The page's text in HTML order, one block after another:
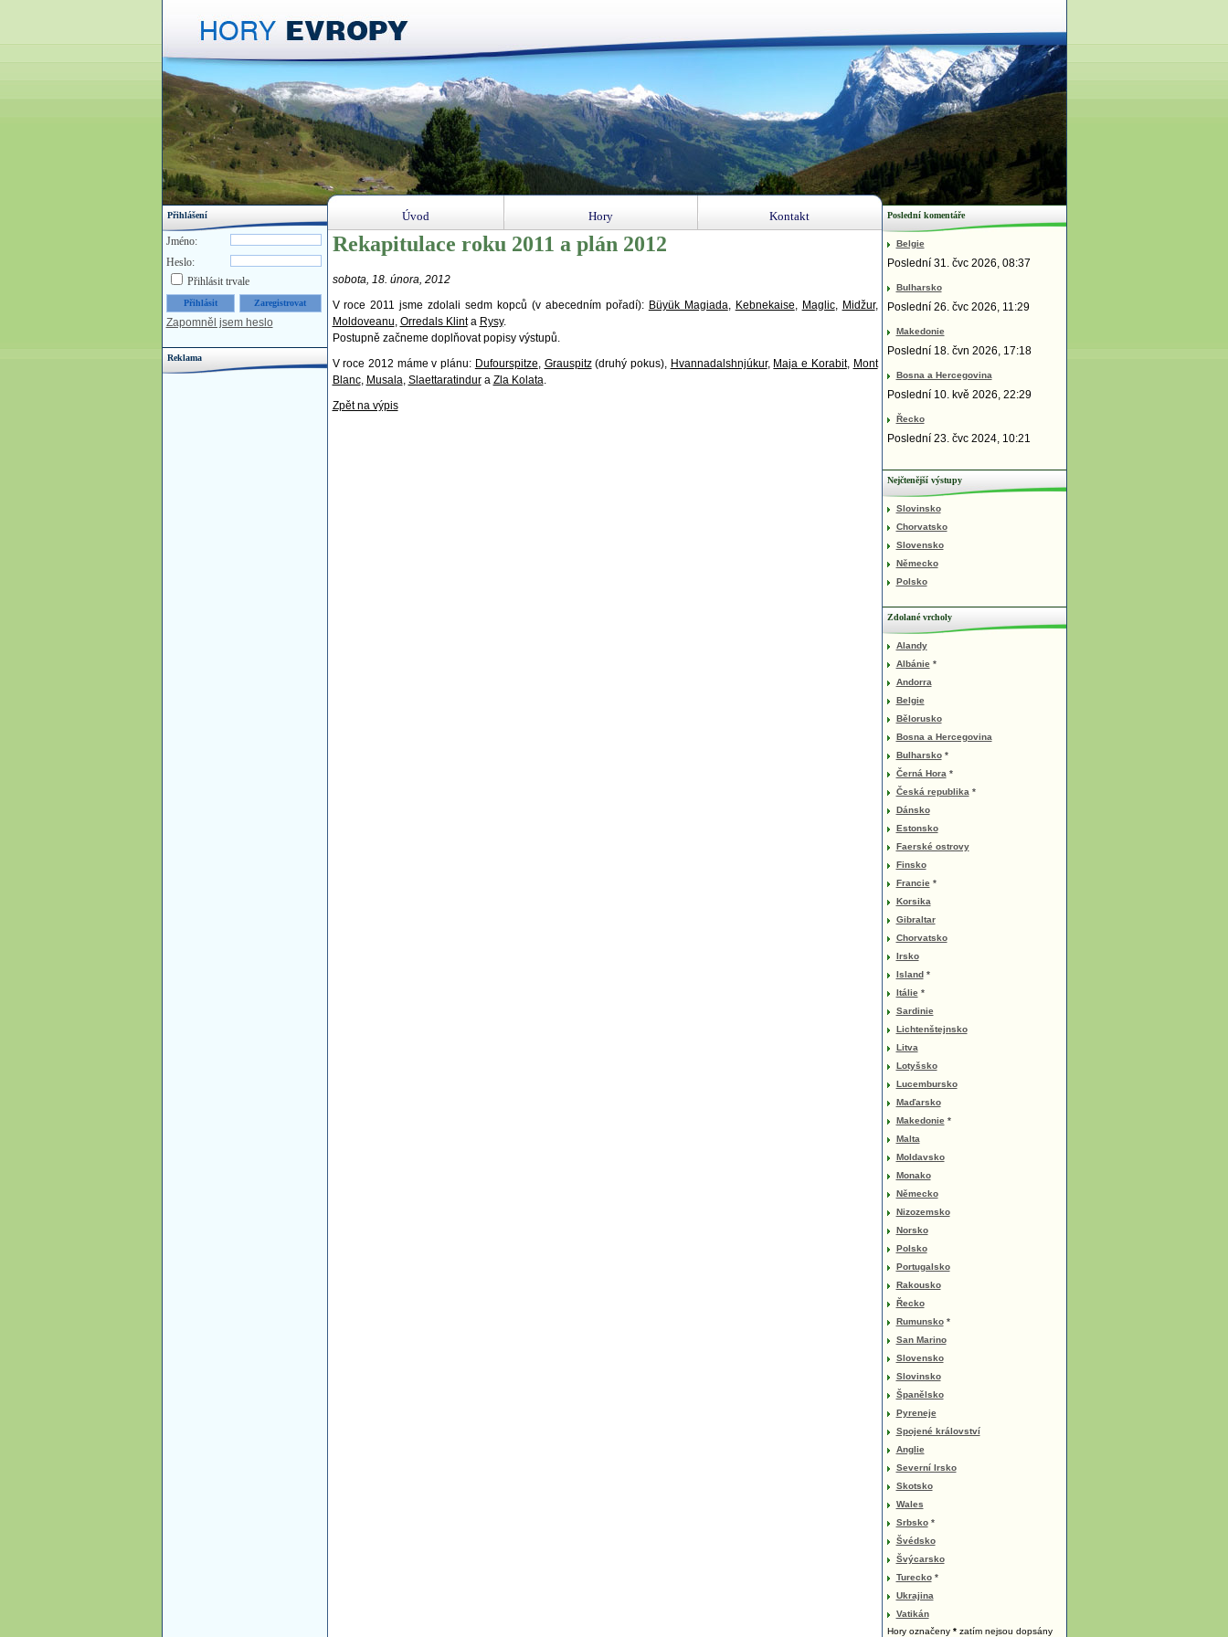
Rekapitulace roku 2011 a plán 2012
sobota, 18. února, 2012
V roce 2011 jsme zdolali sedm kopců (v abecedním pořadí): Büyük Magiada, Kebnekaise, Maglic, Midžur,
Moldoveanu, Orredals Klinta Rysy.
Postupně začneme doplňovat popisy výstupů.
V roce 2012 máme v plánu: Dufourspitze, Grauspitz(druhý pokus), Hvannadalshnjúkur, Maja e Korabit, Mont
Blanc, Musala, Slaettaratindura Zla Kolata.
Zpět na výpis
Přihlášení
Jméno:
Heslo:
Přihlásit trvale
Zapomněl jsem heslo
Reklama
Poslední komentáře
Belgie
Poslední 31. čvc 2026, 08:37
Bulharsko
Poslední 26. čvc 2026, 11:29
Makedonie
Poslední 18. čvn 2026, 17:18
Bosna a Hercegovina
Poslední 10. kvě 2026, 22:29
Řecko
Poslední 23. čvc 2024, 10:21
Nejčtenější výstupy
Slovinsko
Chorvatsko
Slovensko
Německo
Polsko
Zdolané vrcholy
Alandy
Albánie*
Andorra
Belgie
Bělorusko
Bosna a Hercegovina
Bulharsko*
Černá Hora *
Česká republika *
Dánsko
Estonsko
Faerské ostrovy
Finsko
Francie*
Korsika
Gibraltar
Chorvatsko
Irsko
Island*
Itálie*
Sardinie
Lichtenštejnsko
Litva
Lotyšsko
Lucembursko
Maďarsko
Makedonie*
Malta
Moldavsko
Monako
Německo
Nizozemsko
Norsko
Polsko
Portugalsko
Rakousko
Řecko
Rumunsko*
San Marino
Slovensko
Slovinsko
Španělsko
Pyreneje
Spojené království
Anglie
Severní Irsko
Skotsko
Wales
Srbsko*
Švédsko
Švýcarsko
Turecko*
Ukrajina
Vatikán
Hory označeny *zatím nejsou dopsány
Úvod Hory Kontakt